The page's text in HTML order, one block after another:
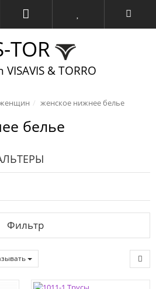
TOR
& TORRO
женское нижнее белье
белье
Фильтр